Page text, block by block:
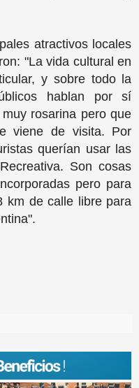
atractivos locales
"La vida cultural en
y sobre todo la
hablan por sí
rosarina pero que
viene de visita. Por
querían usar las
Son cosas
pero para
km de calle libre para